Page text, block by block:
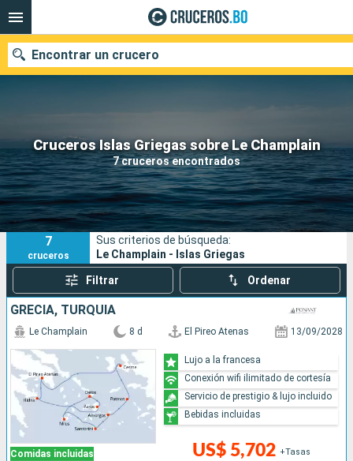
Cruceros Islas Griegas sobre Le Champlain
7 cruceros encontrados
Encontrar un crucero
Nuestros destinos
Fecha de salida
Puertos Compañías
Buscar
7
cruceros
Sus criterios de búsqueda:
Le Champlain - Islas Griegas
Filtrar Ordenar
GRECIA, TURQUÍA
Comidas incluidas
Le Champlain 8 d El Pireo Atenas 13/09/2028
US$ 5,702 +Tasas
Lujo a la francesa
Conexión wifi ilimitado de cortesía
Servicio de prestigio & lujo incluido
Bebidas incluidas